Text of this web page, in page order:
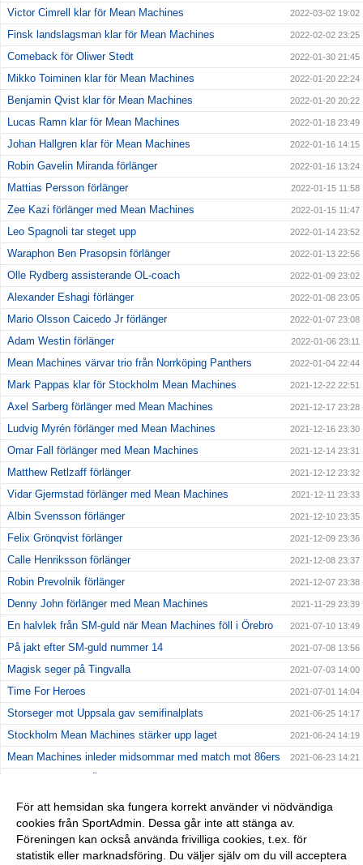
Victor Cimrell klar för Mean Machines 2022-03-02 19:02
Finsk landslagsman klar för Mean Machines 2022-02-02 23:25
Comeback för Oliwer Stedt 2022-01-30 21:45
Mikko Toiminen klar för Mean Machines 2022-01-20 22:24
Benjamin Qvist klar för Mean Machines 2022-01-20 20:22
Lucas Ramn klar för Mean Machines 2022-01-18 23:49
Johan Hallgren klar för Mean Machines 2022-01-16 14:15
Robin Gavelin Miranda förlänger 2022-01-16 13:24
Mattias Persson förlänger 2022-01-15 11:58
Zee Kazi förlänger med Mean Machines 2022-01-15 11:47
Leo Spagnoli tar steget upp 2022-01-14 23:52
Waraphon Ben Prasopsin förlänger 2022-01-13 22:56
Olle Rydberg assisterande OL-coach 2022-01-09 23:02
Alexander Eshagi förlänger 2022-01-08 23:05
Mario Olsson Caicedo Jr förlänger 2022-01-07 23:08
Adam Westin förlänger 2022-01-06 23:11
Mean Machines värvar trio från Norrköping Panthers 2022-01-04 22:44
Mark Pappas klar för Stockholm Mean Machines 2021-12-22 22:51
Axel Sarberg förlänger med Mean Machines 2021-12-17 23:28
Ludvig Myrén förlänger med Mean Machines 2021-12-16 23:30
Omar Fall förlänger med Mean Machines 2021-12-14 23:31
Matthew Retlzaff förlänger 2021-12-12 23:32
Vidar Gjermstad förlänger med Mean Machines 2021-12-11 23:33
Albin Svensson förlänger 2021-12-10 23:35
Felix Grönqvist förlänger 2021-12-09 23:36
Calle Henriksson förlänger 2021-12-08 23:37
Robin Prevolnik förlänger 2021-12-07 23:38
Denny John förlänger med Mean Machines 2021-11-29 23:39
En halvlek från SM-guld när Mean Machines föll i Örebro 2021-07-10 13:49
På jakt efter SM-guld nummer 14 2021-07-08 13:56
Magisk seger på Tingvalla 2021-07-03 14:00
Time For Heroes 2021-07-01 14:04
Storseger mot Uppsala gav semifinalplats 2021-06-25 14:17
Stockholm Mean Machines stärker upp laget 2021-06-24 14:19
Mean Machines inleder midsommar med match mot 86ers 2021-06-23 14:21
Första matchen av två på Behrn Arena 2021-06-17 14:25
Jämn premiärseger mot Crusaders 2021-06-13 14:27
En efterlängtad premiär 2021-06-09 14:32
För att hemsidan ska fungera korrekt använder vi nödvändiga
cookies från SportAdmin. Dessa går inte att stänga av.
Föreningen kan också använda frivilliga cookies, t.ex. för
statistik eller marknadsföring. Du väljer själv om du vill acceptera